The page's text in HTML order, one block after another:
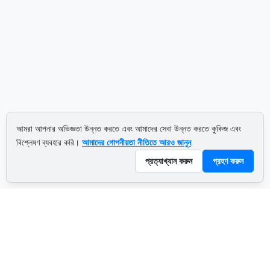
আমরা আপনার অভিজ্ঞতা উন্নত করতে এবং আমাদের সেবা উন্নত করতে কুকিজ এবং
বিশ্লেষণ ব্যবহার করি। আমাদের গোপনীয়তা নীতিতে আরও জানুন.
প্রত্যাখ্যান করুন
গ্রহণ করুন